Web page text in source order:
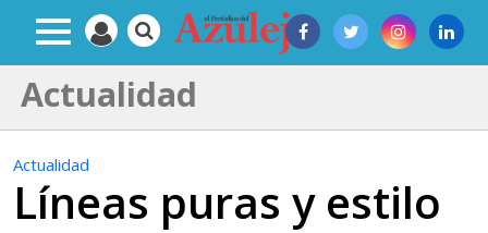
Actualidad
Actualidad
Líneas puras y estilo